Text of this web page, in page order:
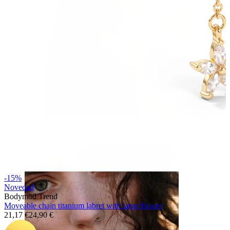
-15%
Novedad
Bodymod Trend
Moveable chain titanium labret with large flower
21,17 €24,90 €